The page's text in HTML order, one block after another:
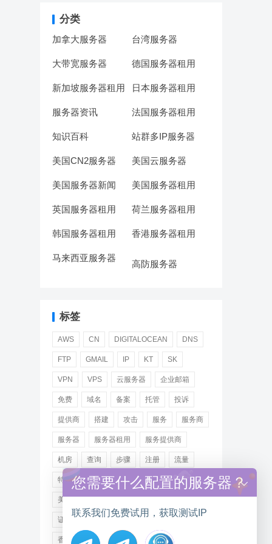
分类
加拿大服务器 台湾服务器
大带宽服务器 德国服务器租用
新加坡服务器租用 日本服务器租用
服务器资讯 法国服务器租用
知识百科 站群多IP服务器
美国CN2服务器 美国云服务器
美国服务器新闻 美国服务器租用
英国服务器租用 荷兰服务器租用
韩国服务器租用 香港服务器租用
马来西亚服务器
高防服务器
标签
AWS CN DIGITALOCEAN DNS
FTP GMAIL IP KT SK
VPN VPS 云服务器 企业邮箱
免费 域名 备案 托管 投诉
提供商 搭建 攻击 服务 服务商
服务器 服务器租用 服务提供商
机房 查询 步骤 注册 流量
特价 用户 租用 网站 网络
美国 美国服务器 美国服务器租用
证书 远程 选择 邮箱 阿里
香港服务器租用
您需要什么配置的服务器？
联系我们免费试用，获取测试IP